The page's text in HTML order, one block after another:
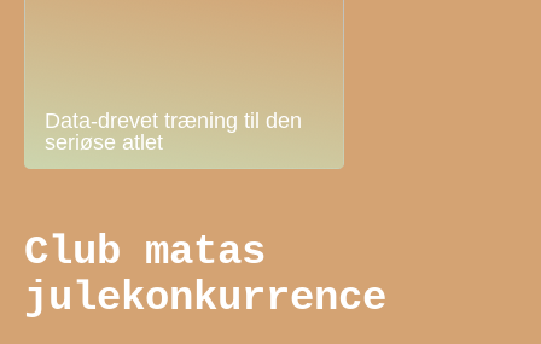
Data-drevet træning til den
seriøse atlet
Club matas
julekonkurrence